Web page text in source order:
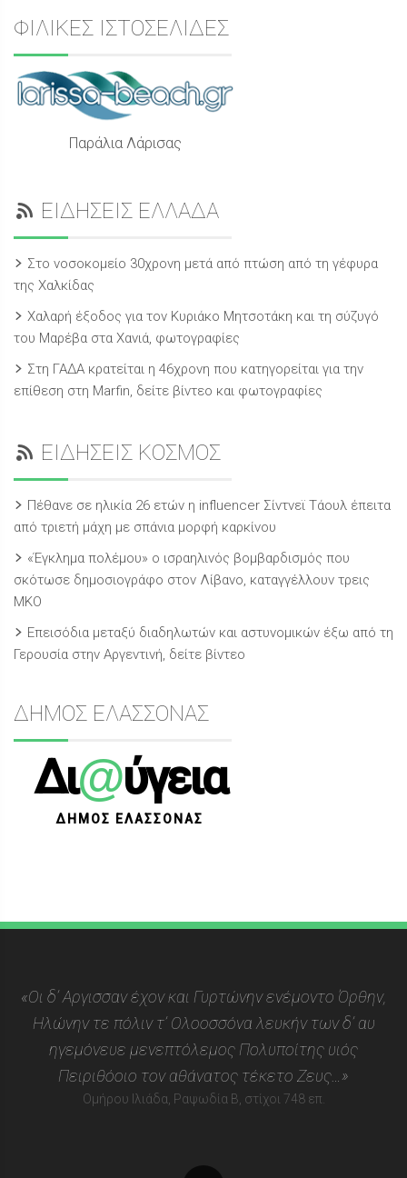
ΦΙΛΙΚΕΣ ΙΣΤΟΣΕΛΙΔΕΣ
Παράλια Λάρισας
ΕΙΔΗΣΕΙΣ ΕΛΛΑΔΑ
Στο νοσοκομείο 30χρονη μετά από πτώση από τη γέφυρα
της Χαλκίδας
Χαλαρή έξοδος για τον Κυριάκο Μητσοτάκη και τη σύζυγό
του Μαρέβα στα Χανιά, φωτογραφίες
Στη ΓΑΔΑ κρατείται η 46χρονη που κατηγορείται για την
επίθεση στη Marfin, δείτε βίντεο και φωτογραφίες
ΕΙΔΗΣΕΙΣ ΚΟΣΜΟΣ
Πέθανε σε ηλικία 26 ετών η influencer Σίντνεϊ Τάουλ έπειτα
από τριετή μάχη με σπάνια μορφή καρκίνου
«Έγκλημα πολέμου» ο ισραηλινός βομβαρδισμός που
σκότωσε δημοσιογράφο στον Λίβανο, καταγγέλλουν τρεις
ΜΚΟ
Επεισόδια μεταξύ διαδηλωτών και αστυνομικών έξω από τη
Γερουσία στην Αργεντινή, δείτε βίντεο
ΔΗΜΟΣ ΕΛΑΣΣΟΝΑΣ
Δι@ύγεια
ΔΗΜΟΣ ΕΛΑΣΣΟΝΑΣ
«Οι δ’ Αργισσαν έχον και Γυρτώνην ενέμοντο Όρθην,
Ηλώνην τε πόλιν τ’ Ολοοσσόνα λευκήν των δ’ αυ
ηγεμόνευε μενεπτόλεμος Πολυποίτης υιός
Πειριθόοιο τον αθάνατος τέκετο Ζευς…»
Ομήρου Ιλιάδα, Ραψωδία Β, στίχοι 748 επ.